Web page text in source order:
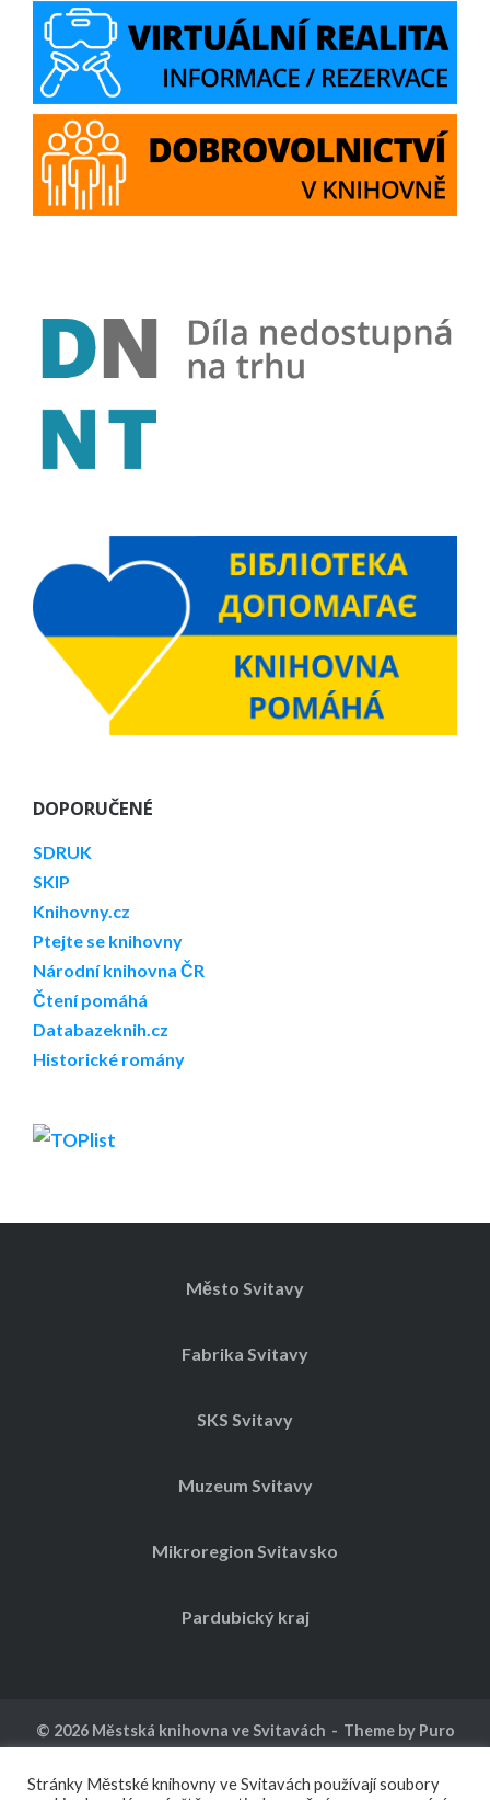
DOPORUČENÉ
SDRUK
SKIP
Knihovny.cz
Ptejte se knihovny
Národní knihovna ČR
Čtení pomáhá
Databazeknih.cz
Historické romány
Město Svitavy
Fabrika Svitavy
SKS Svitavy
Muzeum Svitavy
Mikroregion Svitavsko
Pardubický kraj
© 2026 Městská knihovna ve Svitavách Theme by Puro
Kalendář akcí Ochrana osobních údajů
Stránky Městské knihovny ve Svitavách používají soubory